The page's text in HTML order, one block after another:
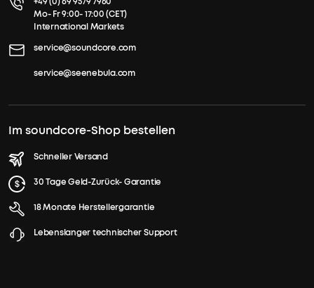
Mo- Fr 9:00- 17:00 (CET)
International Markets
service@soundcore.com
service@seenebula.com
Im soundcore-Shop bestellen
Schneller Versand
30 Tage Geld-Zurück- Garantie
18 Monate Herstellergarantie
Lebenslanger technischer Support